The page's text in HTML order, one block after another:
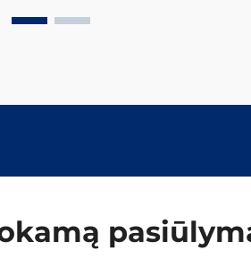
tinkamą bėgių